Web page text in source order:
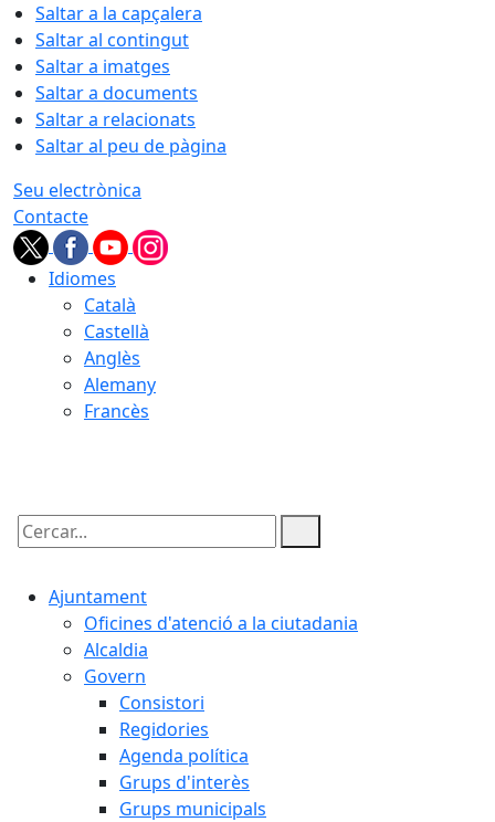
Saltar a la capçalera
Saltar al contingut
Saltar a imatges
Saltar a documents
Saltar a relacionats
Saltar al peu de pàgina
Seu electrònica
Contacte
Idiomes
Català
Castellà
Anglès
Alemany
Francès
Cercar:
Ajuntament
Oficines d'atenció a la ciutadania
Alcaldia
Govern
Consistori
Regidories
Agenda política
Grups d'interès
Grups municipals